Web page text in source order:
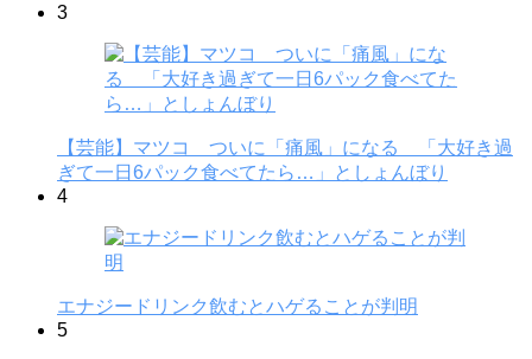
3
【芸能】マツコ ついに「痛風」になる 「大好き過
ぎて一日6パック食べてたら…」としょんぼり
4
エナジードリンク飲むとハゲることが判明
5